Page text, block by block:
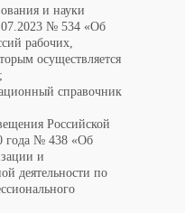
и науки
№ 534 «Об
рабочих,
осуществляется
справочник
Российской
года № 438 «Об
и
деятельности по